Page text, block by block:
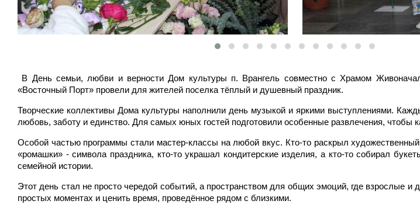
В День семьи, любви и верности Дом культуры п. Врангель совместно с Храмом
«Восточный Порт» провели для жителей поселка тёплый и душевный праздник. ⁣
Творческие коллективы Дома культуры наполнили день музыкой и яркими выступлениями.
любовь, заботу и единство. Для самых юных гостей подготовили особенные развлечения, чтобы
Особой частью программы стали мастер-классы на любой вкус. Кто-то раскрыл
«ромашки» - символа праздника, кто-то украшал кондитерские изделия, а кто-то собирал
семейной истории. ⁣
Этот день стал не просто чередой событий, а пространством для общих эмоций, где взрослые и
простых моментах и ценить время, проведённое рядом с близкими.